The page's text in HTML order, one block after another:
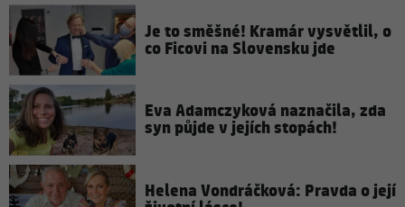
Je to směšné! Kramár vysvětlil, o
co Ficovi na Slovensku jde
Eva Adamczyková naznačila, zda
syn půjde v jejích stopách!
Helena Vondráčková: Pravda o její